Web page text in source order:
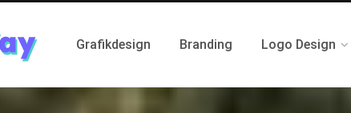
Grafikdesign Branding Logo Design